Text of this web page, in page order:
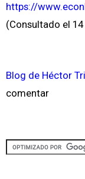
https://
(Consultado el
Blog de Héctor
comentar